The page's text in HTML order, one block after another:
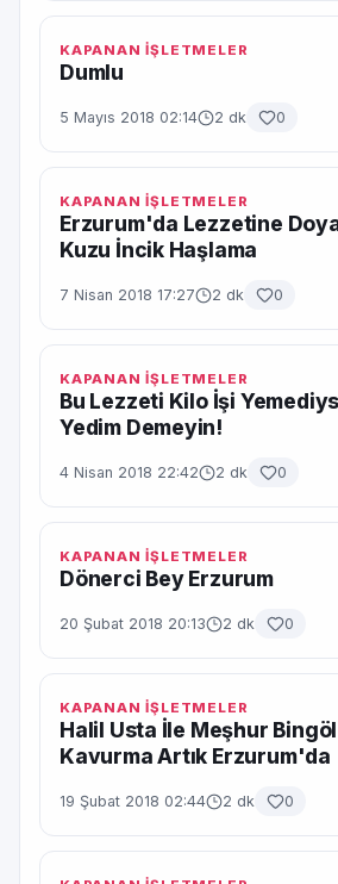
KAPANAN İŞLETMELER
Dumlu
5 Mayıs 2018 02:14 2 dk 0
KAPANAN İŞLETMELER
Erzurum'da Lezzetine
Kuzu İncik Haşlama
7 Nisan 2018 17:27 2 dk 0
KAPANAN İŞLETMELER
Bu Lezzeti Kilo İşi
Yedim Demeyin!
4 Nisan 2018 22:42 2 dk 0
KAPANAN İŞLETMELER
Dönerci Bey Erzurum
20 Şubat 2018 20:13 2 dk 0
KAPANAN İŞLETMELER
Halil Usta İle Meşhur
Kavurma Artık Erzurum'da
19 Şubat 2018 02:44 2 dk 0